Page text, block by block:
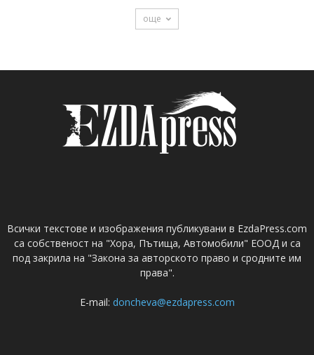
още
Всички текстове и изображения публикувани в EzdaPress.com
са собственост на "Хора, Пътища, Автомобили" ЕООД и са
под закрила на "Закона за авторското право и сродните им
права".
E-mail: doncheva@ezdapress.com